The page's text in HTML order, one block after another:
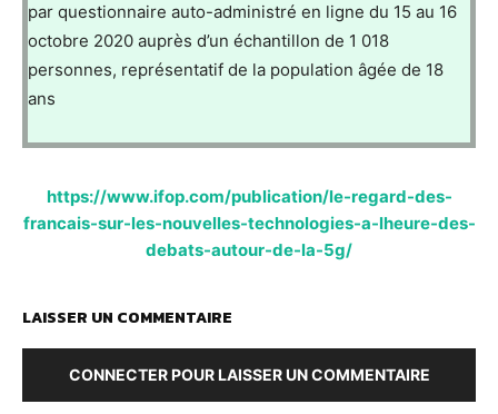
par questionnaire auto-administré en ligne du 15 au 16
octobre 2020 auprès d’un échantillon de 1 018
personnes, représentatif de la population âgée de 18
ans
https://www.ifop.com/publication/le-regard-des-
francais-sur-les-nouvelles-technologies-a-lheure-des-
debats-autour-de-la-5g/
LAISSER UN COMMENTAIRE
CONNECTER POUR LAISSER UN COMMENTAIRE